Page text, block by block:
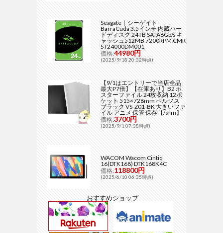
Seagate｜シーゲイト
BarraCuda 3.5インチ 内蔵ハー
ドディスク 24TB SATA6Gb/s キ
ャッシュ512MB 7200RPM CMR
ST24000DM001
価格:44980円
(2025/9/18 20:32時点)
【9/1はエントリーで当店全品
最大P7倍】【在庫あり】B2 ポ
スターファイル 24枚収納 12ポ
ケット 515×728mm ベルソス
ブラック VS-Z01-BK 大きいファ
イル アニメ 保管 保存【/srm】
価格:3700円
(2025/9/1 07:38時点)
WACOM Wacom Cintiq
16(DTK168) DTK168K4C
価格:118800円
(2025/6/10 06:35時点)
おすすめショップ